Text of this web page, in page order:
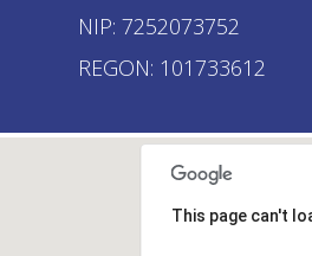
NIP: 7252073752
REGON: 101733612
This page can't